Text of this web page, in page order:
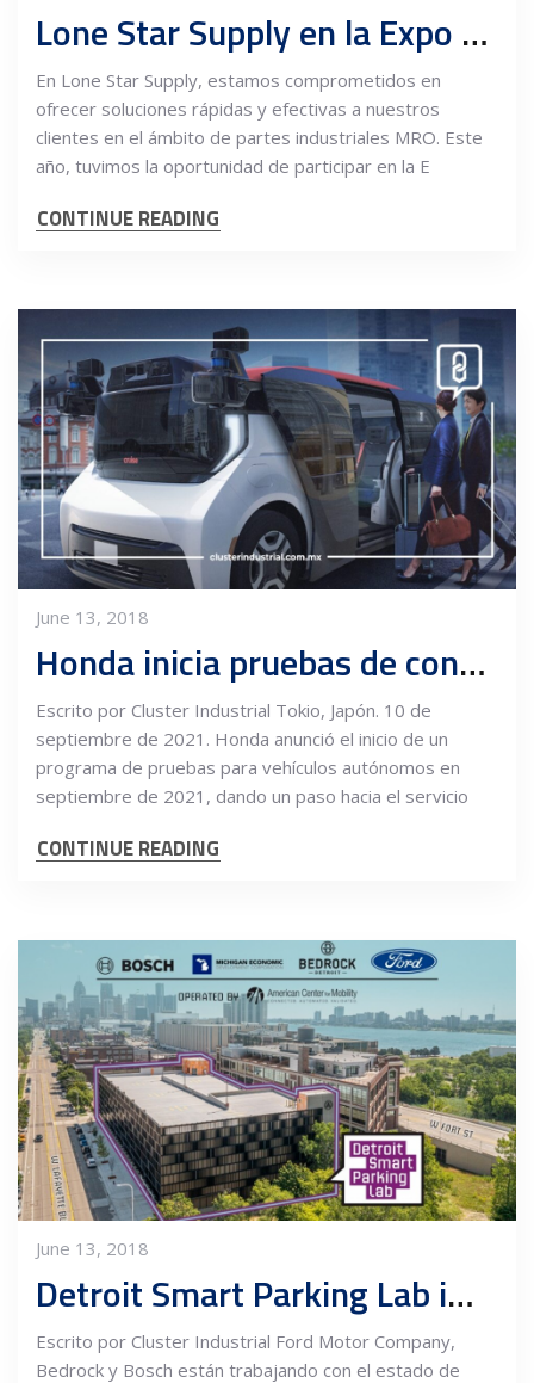
Lone Star Supply en la Expo Encuentro Industrial y Comercial Querétaro 2024
En Lone Star Supply, estamos comprometidos en
ofrecer soluciones rápidas y efectivas a nuestros
clientes en el ámbito de partes industriales MRO. Este
año, tuvimos la oportunidad de participar en la E
CONTINUE READING
June 13, 2018
Honda inicia pruebas de conducción autónoma en Japón
Escrito por Cluster Industrial Tokio, Japón. 10 de
septiembre de 2021. Honda anunció el inicio de un
programa de pruebas para vehículos autónomos en
septiembre de 2021, dando un paso hacia el servicio
CONTINUE READING
June 13, 2018
Detroit Smart Parking Lab impulsará la movilidad
Escrito por Cluster Industrial Ford Motor Company,
Bedrock y Bosch están trabajando con el estado de